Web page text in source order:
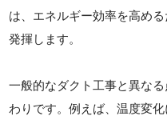
は、エネルギー効率を高め
発揮します。
一般的なダクト工事と異な
わりです。例えば、温度変